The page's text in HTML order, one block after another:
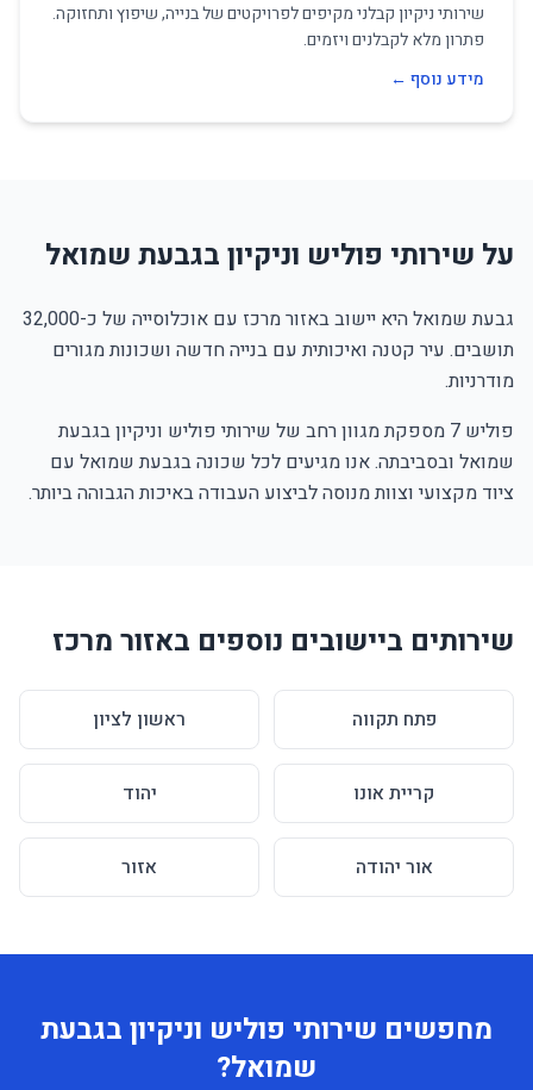
שירותי ניקיון קבלני מקיפים לפרויקטים של בנייה, שיפוץ ותחזוקה.
פתרון מלא לקבלנים ויזמים.
מידע נוסף ←
על שירותי פוליש וניקיון בגבעת שמואל
גבעת שמואל היא יישוב באזור מרכז עם אוכלוסייה של כ-32,000
תושבים. עיר קטנה ואיכותית עם בנייה חדשה ושכונות מגורים
מודרניות.
פוליש 7 מספקת מגוון רחב של שירותי פוליש וניקיון בגבעת
שמואל ובסביבתה. אנו מגיעים לכל שכונה בגבעת שמואל עם
ציוד מקצועי וצוות מנוסה לביצוע העבודה באיכות הגבוהה ביותר.
שירותים ביישובים נוספים באזור מרכז
פתח תקווה ראשון לציון
קריית אונו יהוד
אור יהודה אזור
מחפשים שירותי פוליש וניקיון בגבעת
שמואל?